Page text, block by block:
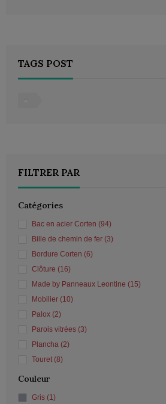
TAGS POST
FILTRER PAR
Catégories
Bac en acier Corten (94)
Bille de chemin de fer (3)
Bordure Corten (6)
Clôture (16)
Made by Panneaux Leontine (15)
Mobilier (10)
Palox (2)
Parois vitrées (3)
Plancha (2)
Touret (8)
Couleur
Gris (1)